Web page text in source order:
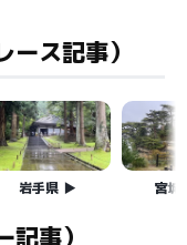
ス記事）
岩手県 宮城
事）